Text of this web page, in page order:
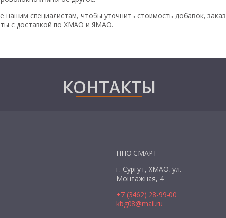
нашим специалистам, чтобы уточнить стоимость добавок,
с доставкой по ХМАО и ЯМАО.
КОНТАКТЫ
НПО СМАРТ
г. Сургут, ХМАО, ул.
Монтажная, 4
+7 (3462) 28-99-00
kbg08@mail.ru